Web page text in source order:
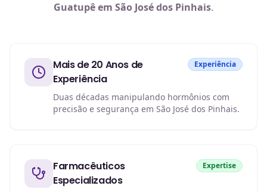
Guatupê em São José dos Pinhais.
Mais de 20 Anos de
Experiência
Experiência
Duas décadas manipulando hormônios com
precisão e segurança em São José dos Pinhais.
Farmacêuticos
Especializados
Expertise